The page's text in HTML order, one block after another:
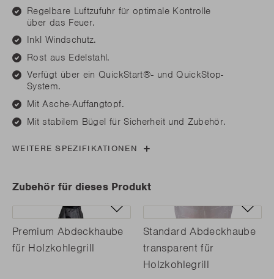
Regelbare Luftzufuhr für optimale Kontrolle
über das Feuer.
Inkl Windschutz.
Rost aus Edelstahl.
Verfügt über ein QuickStart®- und QuickStop-
System.
Mit Asche-Auffangtopf.
Mit stabilem Bügel für Sicherheit und Zubehör.
WEITERE SPEZIFIKATIONEN
Zubehör für dieses Produkt
Premium Abdeckhaube
für Holzkohlegrill
Standard Abdeckhaube
transparent für
Holzkohlegrill